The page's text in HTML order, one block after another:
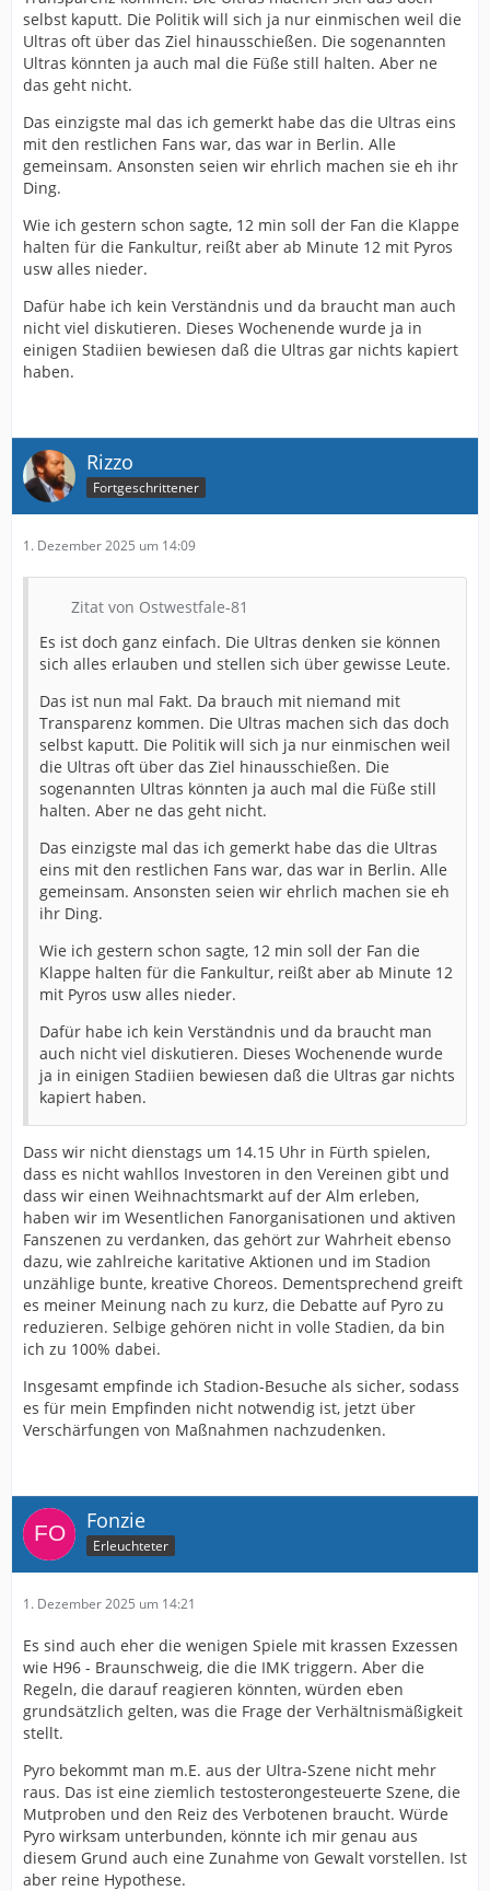
selbst kaputt. Die Politik will sich ja nur einmischen weil die
Ultras oft über das Ziel hinausschießen. Die sogenannten
Ultras könnten ja auch mal die Füße still halten. Aber ne
das geht nicht.
Das einzigste mal das ich gemerkt habe das die Ultras eins
mit den restlichen Fans war, das war in Berlin. Alle
gemeinsam. Ansonsten seien wir ehrlich machen sie eh ihr
Ding.
Wie ich gestern schon sagte, 12 min soll der Fan die Klappe
halten für die Fankultur, reißt aber ab Minute 12 mit Pyros
usw alles nieder.
Dafür habe ich kein Verständnis und da braucht man auch
nicht viel diskutieren. Dieses Wochenende wurde ja in
einigen Stadiien bewiesen daß die Ultras gar nichts kapiert
haben.
Rizzo
Fortgeschrittener
1. Dezember 2025 um 14:09
Zitat von Ostwestfale-81
Es ist doch ganz einfach. Die Ultras denken sie können
sich alles erlauben und stellen sich über gewisse Leute.
Das ist nun mal Fakt. Da brauch mit niemand mit
Transparenz kommen. Die Ultras machen sich das doch
selbst kaputt. Die Politik will sich ja nur einmischen weil
die Ultras oft über das Ziel hinausschießen. Die
sogenannten Ultras könnten ja auch mal die Füße still
halten. Aber ne das geht nicht.
Das einzigste mal das ich gemerkt habe das die Ultras
eins mit den restlichen Fans war, das war in Berlin. Alle
gemeinsam. Ansonsten seien wir ehrlich machen sie eh
ihr Ding.
Wie ich gestern schon sagte, 12 min soll der Fan die
Klappe halten für die Fankultur, reißt aber ab Minute 12
mit Pyros usw alles nieder.
Dafür habe ich kein Verständnis und da braucht man
auch nicht viel diskutieren. Dieses Wochenende wurde
ja in einigen Stadiien bewiesen daß die Ultras gar nichts
kapiert haben.
Dass wir nicht dienstags um 14.15 Uhr in Fürth spielen,
dass es nicht wahllos Investoren in den Vereinen gibt und
dass wir einen Weihnachtsmarkt auf der Alm erleben,
haben wir im Wesentlichen Fanorganisationen und aktiven
Fanszenen zu verdanken, das gehört zur Wahrheit ebenso
dazu, wie zahlreiche karitative Aktionen und im Stadion
unzählige bunte, kreative Choreos. Dementsprechend greift
es meiner Meinung nach zu kurz, die Debatte auf Pyro zu
reduzieren. Selbige gehören nicht in volle Stadien, da bin
ich zu 100% dabei.
Insgesamt empfinde ich Stadion-Besuche als sicher, sodass
es für mein Empfinden nicht notwendig ist, jetzt über
Verschärfungen von Maßnahmen nachzudenken.
Fonzie
Erleuchteter
1. Dezember 2025 um 14:21
Es sind auch eher die wenigen Spiele mit krassen Exzessen
wie H96 - Braunschweig, die die IMK triggern. Aber die
Regeln, die darauf reagieren könnten, würden eben
grundsätzlich gelten, was die Frage der Verhältnismäßigkeit
stellt.
Pyro bekommt man m.E. aus der Ultra-Szene nicht mehr
raus. Das ist eine ziemlich testosterongesteuerte Szene, die
Mutproben und den Reiz des Verbotenen braucht. Würde
Pyro wirksam unterbunden, könnte ich mir genau aus
diesem Grund auch eine Zunahme von Gewalt vorstellen. Ist
aber reine Hypothese.